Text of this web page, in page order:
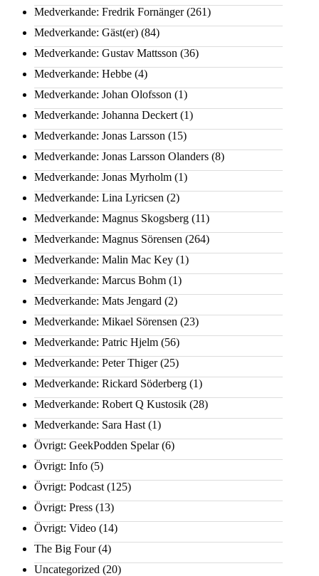
Medverkande: Fredrik Fornänger(261)
Medverkande: Gäst(er) (84)
Medverkande: Gustav Mattsson (36)
Medverkande: Hebbe (4)
Medverkande: Johan Olofsson (1)
Medverkande: Johanna Deckert (1)
Medverkande: Jonas Larsson (15)
Medverkande: Jonas Larsson Olanders (8)
Medverkande: Jonas Myrholm (1)
Medverkande: Lina Lyricsen (2)
Medverkande: Magnus Skogsberg (11)
Medverkande: Magnus Sörensen (264)
Medverkande: Malin Mac Key (1)
Medverkande: Marcus Bohm (1)
Medverkande: Mats Jengard (2)
Medverkande: Mikael Sörensen (23)
Medverkande: Patric Hjelm (56)
Medverkande: Peter Thiger(25)
Medverkande: Rickard Söderberg (1)
Medverkande: Robert Q Kustosik (28)
Medverkande: Sara Hast (1)
Övrigt: GeekPodden Spelar(6)
Övrigt: Info (5)
Övrigt: Podcast (125)
Övrigt: Press (13)
Övrigt: Video (14)
The Big Four(4)
Uncategorized (20)